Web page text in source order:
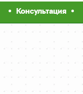
Консультация